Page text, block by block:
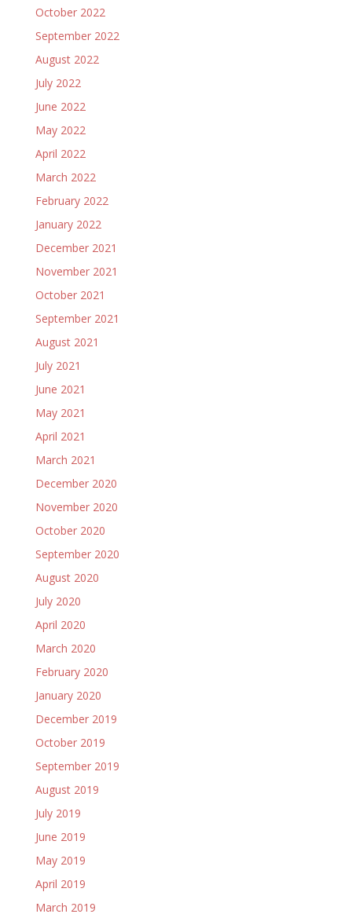
October 2022
September 2022
August 2022
July 2022
June 2022
May 2022
April 2022
March 2022
February 2022
January 2022
December 2021
November 2021
October 2021
September 2021
August 2021
July 2021
June 2021
May 2021
April 2021
March 2021
December 2020
November 2020
October 2020
September 2020
August 2020
July 2020
April 2020
March 2020
February 2020
January 2020
December 2019
October 2019
September 2019
August 2019
July 2019
June 2019
May 2019
April 2019
March 2019